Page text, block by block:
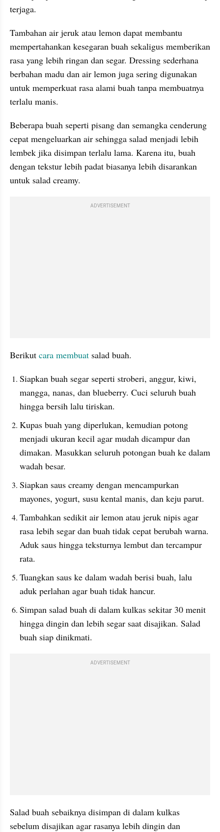
terjaga.
Tambahan air jeruk atau lemon dapat membantu
mempertahankan kesegaran buah sekaligus memberikan
rasa yang lebih ringan dan segar. Dressing sederhana
berbahan madu dan air lemon juga sering digunakan
untuk memperkuat rasa alami buah tanpa membuatnya
terlalu manis.
Beberapa buah seperti pisang dan semangka cenderung
cepat mengeluarkan air sehingga salad menjadi lebih
lembek jika disimpan terlalu lama. Karena itu, buah
dengan tekstur lebih padat biasanya lebih disarankan
untuk salad creamy.
ADVERTISEMENT
Berikut cara membuat salad buah.
Siapkan buah segar seperti stroberi, anggur, kiwi,
mangga, nanas, dan blueberry. Cuci seluruh buah
hingga bersih lalu tiriskan.
Kupas buah yang diperlukan, kemudian potong
menjadi ukuran kecil agar mudah dicampur dan
dimakan. Masukkan seluruh potongan buah ke dalam
wadah besar.
Siapkan saus creamy dengan mencampurkan
mayones, yogurt, susu kental manis, dan keju parut.
Tambahkan sedikit air lemon atau jeruk nipis agar
rasa lebih segar dan buah tidak cepat berubah warna.
Aduk saus hingga teksturnya lembut dan tercampur
rata.
Tuangkan saus ke dalam wadah berisi buah, lalu
aduk perlahan agar buah tidak hancur.
Simpan salad buah di dalam kulkas sekitar 30 menit
hingga dingin dan lebih segar saat disajikan. Salad
buah siap dinikmati.
ADVERTISEMENT
Salad buah sebaiknya disimpan di dalam kulkas
sebelum disajikan agar rasanya lebih dingin dan